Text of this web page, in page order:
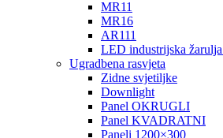
MR11
MR16
AR111
LED industrijska
Ugradbena rasvjeta
Zidne svjetiljke
Downlight
Panel OKRUGLI
Panel KVADRATNI
Paneli 1200×300